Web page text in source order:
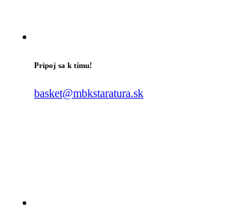
Pripoj sa k tímu!
basket@mbkstaratura.sk